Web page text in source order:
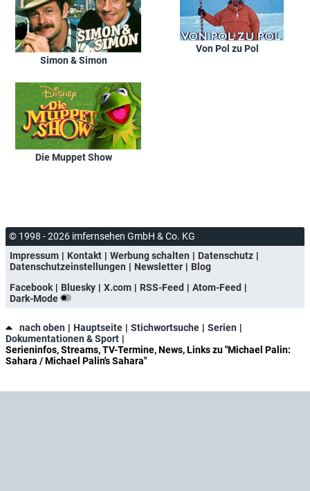
Simon & Simon
Von Pol zu Pol
Die Muppet Show
© 1998 - 2026 imfernsehen GmbH & Co. KG
Impressum
Kontakt Werbung schalten
Datenschutz
Datenschutzeinstellungen
Newsletter
Blog
Facebook
Bluesky X.com RSS-Feed
Atom-Feed
Dark-Mode
nach oben Hauptseite Stichwortsuche
Serien
Dokumentationen & Sport
Serieninfos, Streams, TV-Termine, News, Links zu "Michael Palin:
Sahara / Michael Palin's Sahara"